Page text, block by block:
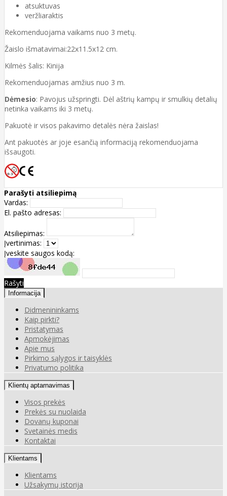
atsuktuvas
veržliaraktis
Rekomenduojama vaikams nuo 3 metų.
Žaislo išmatavimai:22x11.5x12 cm.
Kilmės šalis: Kinija
Rekomenduojamas amžius nuo 3 m.
Dėmesio: Pavojus užspringti. Dėl aštrių kampų ir smulkių detalių
netinka vaikams iki 3 metų.
Pakuotė ir visos pakavimo detalės nėra žaislas!
Ant pakuotės ar joje esančią informaciją rekomenduojama
išsaugoti.
Parašyti atsiliepimą
Vardas:
El. pašto adresas:
Atsiliepimas:
Įvertinimas:
Įveskite saugos kodą:
Rašyti
Informacija
Didmenininkams
Kaip pirkti?
Pristatymas
Apmokėjimas
Apie mus
Pirkimo sąlygos ir taisyklės
Privatumo politika
Klientų aptarnavimas
Visos prekės
Prekės su nuolaida
Dovanų kuponai
Svetainės medis
Kontaktai
Klientams
Klientams
Užsakymų istorija